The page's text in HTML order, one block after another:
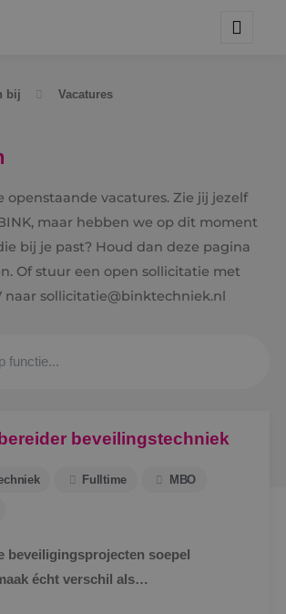
bij Vacatures
openstaande vacatures. Zie jij jezelf
maar hebben we op dit moment
bij je past? Houd dan deze pagina
Of stuur een open sollicitatie met
naar sollicitatie@binktechniek.nl
beveilingstechniek
Fulltime MBO
beveiligingsprojecten soepel
écht verschil als